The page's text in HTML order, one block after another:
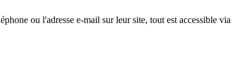
ou l'adresse e-mail sur leur site, tout est accessible via